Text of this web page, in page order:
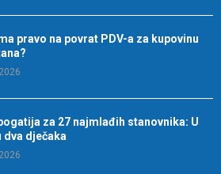
pravo na povrat PDV-a za kupovinu
za 27 najmlađih stanovnika: U
dva dječaka